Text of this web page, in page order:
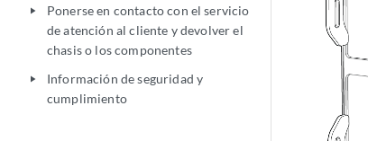
play_arrow
Ponerse en contacto con el servicio
de atención al cliente y devolver el
chasis o los componentes
play_arrow
Información de seguridad y
cumplimiento